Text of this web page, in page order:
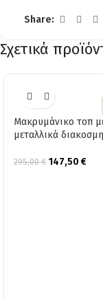
Share:
Σχετικά
Μακρυμάνικο τοπ
μεταλλικά
295,00€ 147,50 €